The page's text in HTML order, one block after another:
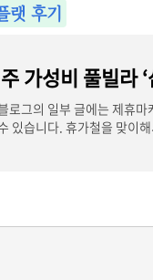
랫 후기
로그의 일부 글에는 제휴
있습니다. 휴가철을 맞이